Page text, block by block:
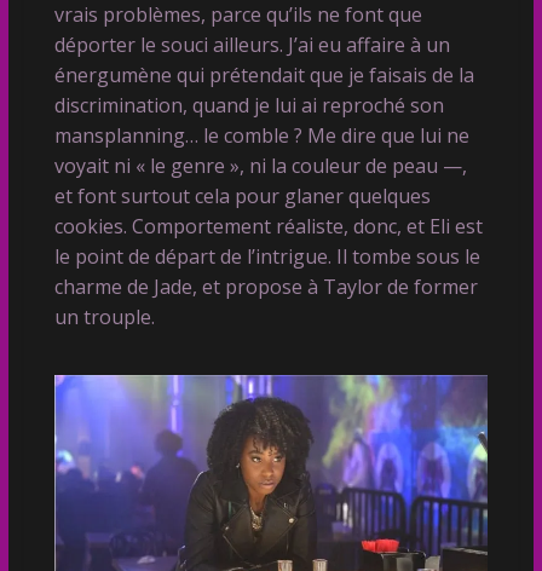
vrais problèmes, parce qu’ils ne font que
déporter le souci ailleurs. J’ai eu affaire à un
énergumène qui prétendait que je faisais de la
discrimination, quand je lui ai reproché son
mansplanning… le comble ? Me dire que lui ne
voyait ni « le genre », ni la couleur de peau —,
et font surtout cela pour glaner quelques
cookies. Comportement réaliste, donc, et Eli est
le point de départ de l’intrigue. Il tombe sous le
charme de Jade, et propose à Taylor de former
un trouple.